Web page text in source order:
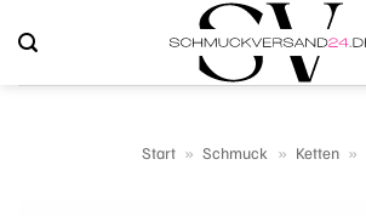
Inhalt
springen
Start » Schmuck » Ketten »